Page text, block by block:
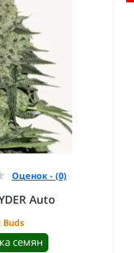
Оценок - (0)
Auto
Buds
семян